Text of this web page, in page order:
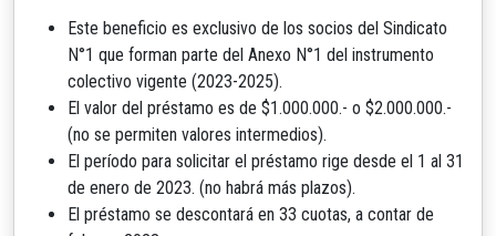
Este beneficio es exclusivo de los socios del Sindicato
N°1 que forman parte del Anexo N°1 del instrumento
colectivo vigente (2023-2025).
El valor del préstamo es de $1.000.000.- o $2.000.000.-
(no se permiten valores intermedios).
El período para solicitar el préstamo rige desde el 1 al 31
de enero de 2023. (no habrá más plazos).
El préstamo se descontará en 33 cuotas, a contar de